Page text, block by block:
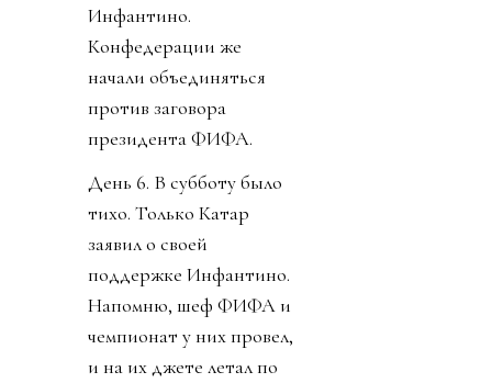
Инфантино.
Конфедерации же
начали объединяться
против заговора
президента ФИФА.
День 6. В субботу было
тихо. Только Катар
заявил о своей
поддержке Инфантино.
Напомню, шеф ФИФА и
чемпионат у них провел,
и на их джете летал по